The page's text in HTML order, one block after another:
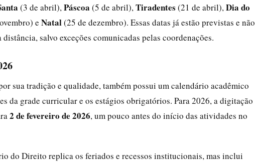
(3 de abril), Páscoa (5 de abril), Tiradentes (21 de abril), Dia do
e Natal(25 de dezembro). Essas datas já estão previstas e não
salvo exceções comunicadas pelas coordenações.
sua tradição e qualidade, também possui um calendário acadêmico
da grade curricular e os estágios obrigatórios. Para 2026, a digitação
2 de fevereiro de 2026, um pouco antes do início das atividades no
do Direito replica os feriados e recessos institucionais, mas inclui